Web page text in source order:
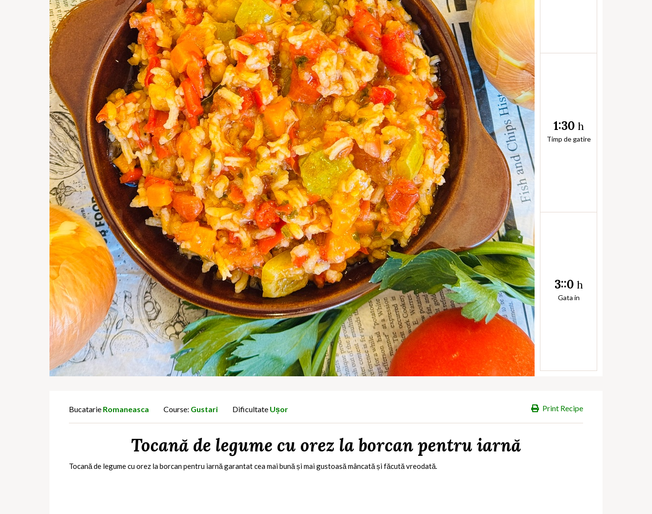
1:30 h
Timp de gatire
3::0 h
Gata in
Print Recipe
Bucatarie Romaneasca Course: Gustari Dificultate Ușor
Tocană de legume cu orez la borcan pentru iarnă
Tocană de legume cu orez la borcan pentru iarnă garantat cea mai bună și mai gustoasă mâncată și făcută vreodată.